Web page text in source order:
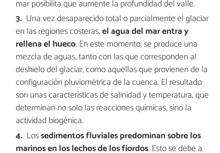
mar posibilita que aumente la profundidad del valle.
Una vez desaparecido total o parcialmente el glaciar
en las regiones costeras,el agua del mar entra y
rellena el hueco. En este momento, se produce una
mezcla de aguas, tanto con las que corresponden al
deshielo del glaciar, como aquellas que provienen de la
configuración pluviométrica de la cuenca. El resultado
son unas características de salinidad y temperatura, que
determinan no solo las reacciones químicas, sino la
actividad biogénica.
Lossedimentos fluviales predominan sobre los
marinos en los lechos de los fiordos. Esto se debe a